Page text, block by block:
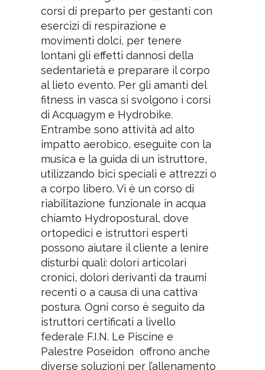
corsi di preparto per gestanti con
esercizi di respirazione e
movimenti dolci, per tenere
lontani gli effetti dannosi della
sedentarietà e preparare il corpo
al lieto evento. Per gli amanti del
fitness in vasca si svolgono i corsi
di Acquagym e Hydrobike.
Entrambe sono attività ad alto
impatto aerobico, eseguite con la
musica e la guida di un istruttore,
utilizzando bici speciali e attrezzi o
a corpo libero. Vi è un corso di
riabilitazione funzionale in acqua
chiamto Hydropostural, dove
ortopedici e istruttori esperti
possono aiutare il cliente a lenire
disturbi quali: dolori articolari
cronici, dolori derivanti da traumi
recenti o a causa di una cattiva
postura. Ogni corso è seguito da
istruttori certificati a livello
federale F.I.N. Le Piscine e
Palestre Poseidon offrono anche
diverse soluzioni per l’allenamento